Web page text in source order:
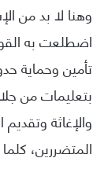
وهنا لا بد من
اضطلعت به
تأمين وحماية
بتعليمات من
والإغاثة
المتضررين،